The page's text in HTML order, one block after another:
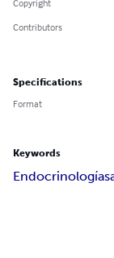
Copyright
Contributors
Specifications
Format
Keywords
Endocrinología